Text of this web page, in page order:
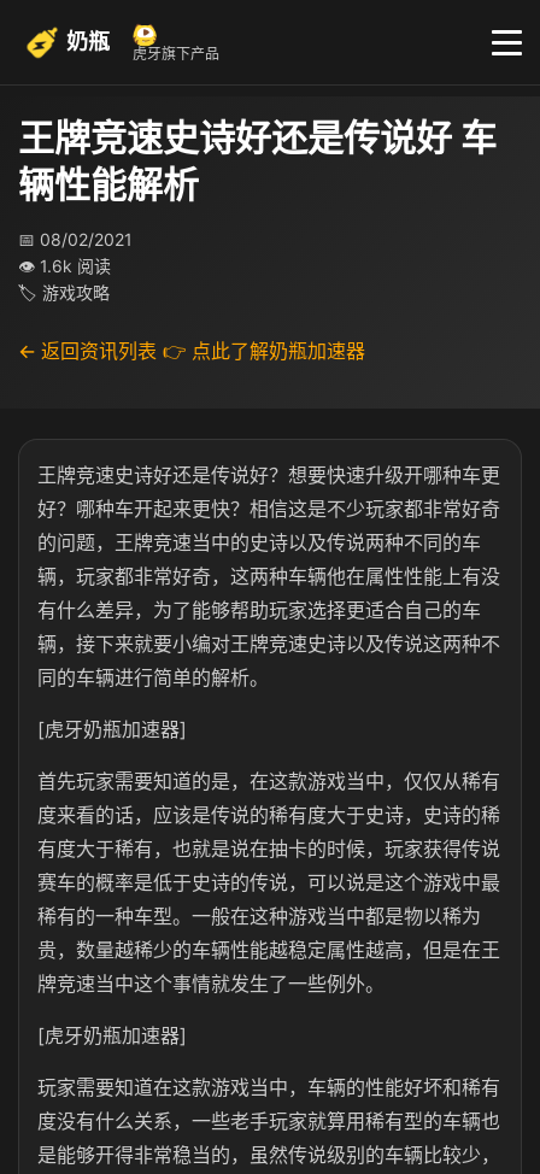
奶瓶 虎牙旗下产品
王牌竞速史诗好还是传说好 车
辆性能解析
📅 08/02/2021
👁 1.6k 阅读
🏷 游戏攻略
← 返回资讯列表 👉 点此了解奶瓶加速器
王牌竞速史诗好还是传说好？想要快速升级开哪种车更
好？哪种车开起来更快？相信这是不少玩家都非常好奇
的问题，王牌竞速当中的史诗以及传说两种不同的车
辆，玩家都非常好奇，这两种车辆他在属性性能上有没
有什么差异，为了能够帮助玩家选择更适合自己的车
辆，接下来就要小编对王牌竞速史诗以及传说这两种不
同的车辆进行简单的解析。
[虎牙奶瓶加速器]
首先玩家需要知道的是，在这款游戏当中，仅仅从稀有
度来看的话，应该是传说的稀有度大于史诗，史诗的稀
有度大于稀有，也就是说在抽卡的时候，玩家获得传说
赛车的概率是低于史诗的传说，可以说是这个游戏中最
稀有的一种车型。一般在这种游戏当中都是物以稀为
贵，数量越稀少的车辆性能越稳定属性越高，但是在王
牌竞速当中这个事情就发生了一些例外。
[虎牙奶瓶加速器]
玩家需要知道在这款游戏当中，车辆的性能好坏和稀有
度没有什么关系，一些老手玩家就算用稀有型的车辆也
是能够开得非常稳当的，虽然传说级别的车辆比较少，